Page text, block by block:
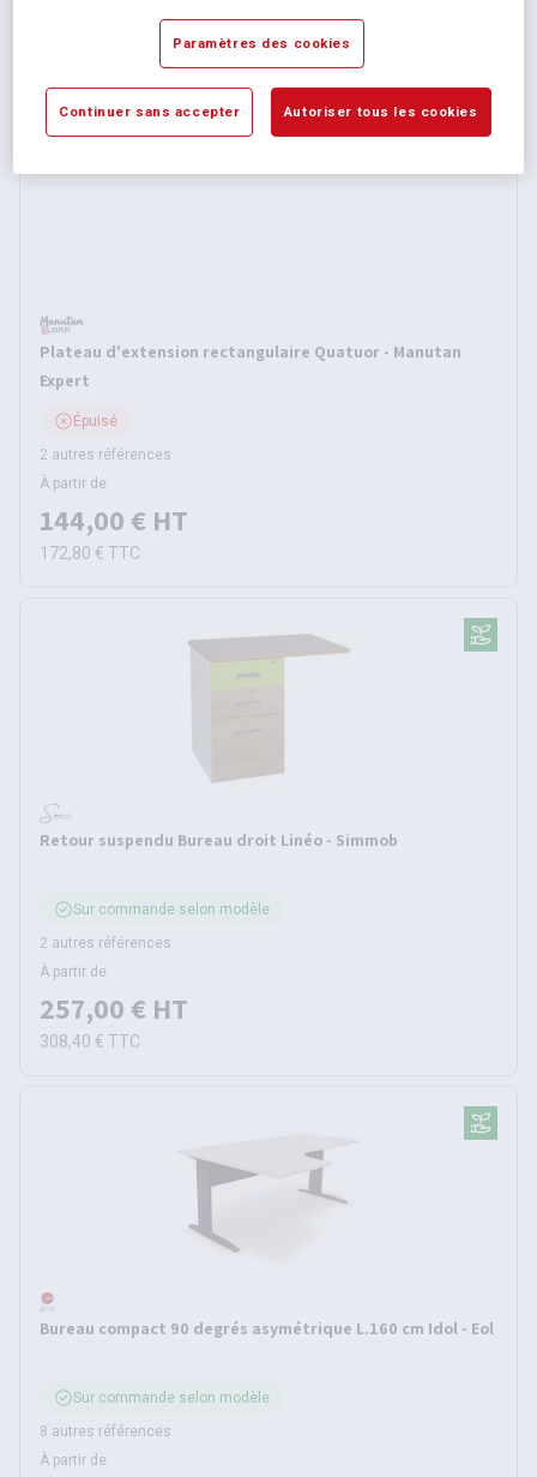
HT
Plateau d'extension rectangulaire Quatuor - Manutan
Expert
Épuisé
2 autres références
À partir de
144,00 € HT
172,80 € TTC
Retour suspendu Bureau droit Linéo - Simmob
Sur commande selon modèle
2 autres références
À partir de
257,00 € HT
308,40 € TTC
Bureau compact 90 degrés asymétrique L.160 cm Idol - Eol
Sur commande selon modèle
8 autres références
À partir de
Paramètres des cookies
Continuer sans accepter Autoriser tous les cookies